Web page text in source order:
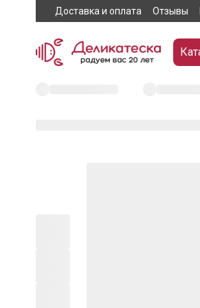
Доставка и оплата Отзывы